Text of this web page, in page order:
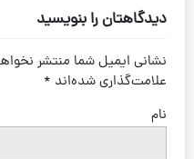
دیدگاهتان را بنویسید
نشانی ایمیل شما منتشر
علامت‌گذاری شده‌اند *
نام